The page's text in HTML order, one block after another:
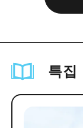
특집